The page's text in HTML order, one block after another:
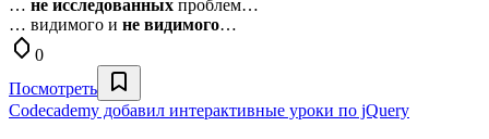
… не исследованных проблем…
… видимого и не видимого…
0
Посмотреть
Codecademy добавил интерактивные уроки по jQuery